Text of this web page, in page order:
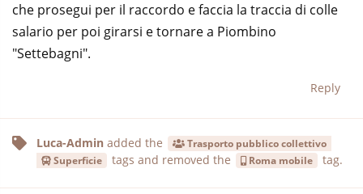
che prosegui per il raccordo e faccia la traccia di colle
salario per poi girarsi e tornare a Piombino
"Settebagni".
Reply
Luca-Admin added the
Trasporto pubblico collettivo
Superficie
tags and removed the Roma mobile tag.